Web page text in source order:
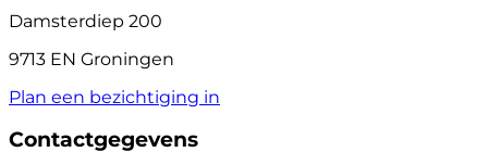
Damsterdiep 200
9713 EN Groningen
Plan een bezichtiging in
Contactgegevens